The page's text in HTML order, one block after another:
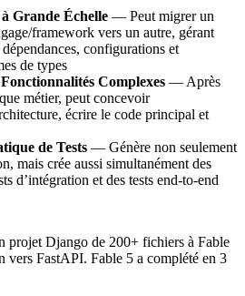
Grande Échelle — Peut migrer un
framework vers un autre, gérant
configurations et
de types
Complexes — Après
métier, peut concevoir
écrire le code principal et
de Tests — Génère non seulement
mais crée aussi simultanément des
d’intégration et des tests end-to-end
projet Django de 200+ fichiers à Fable
vers FastAPI. Fable 5 a complété en 3